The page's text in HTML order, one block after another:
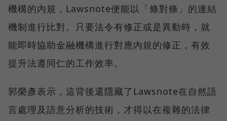
機構的內規，Lawsnote便能以「條對條」的連結
機制進行比對。只要法令有修正或是異動時，就
能即時協助金融機構進行對應內規的修正，有效
提升法遵同仁的工作效率。
郭榮彥表示，這背後還隱藏了Lawsnote在自然語
言處理及語意分析的技術，才得以在複雜的法律